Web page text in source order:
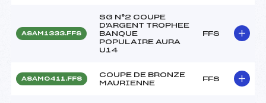
ASAM1333.FFS
SG N°2 COUPE
D'ARGENT TROPHEE
BANQUE
POPULAIRE AURA
U14
FFS
ASAM0411.FFS
COUPE DE BRONZE
MAURIENNE
FFS